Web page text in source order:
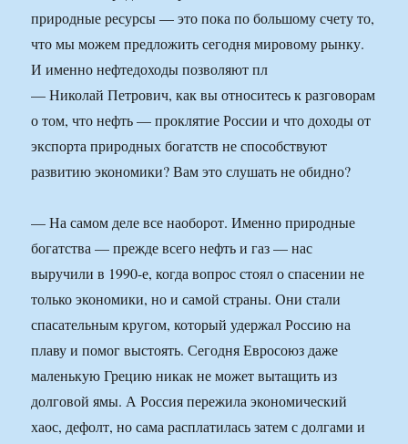
природные ресурсы — это пока по большому счету то,
что мы можем предложить сегодня мировому рынку.
И именно нефтедоходы позволяют пл
— Николай Петрович, как вы относитесь к разговорам
о том, что нефть — проклятие России и что доходы от
экспорта природных богатств не способствуют
развитию экономики? Вам это слушать не обидно?
— На самом деле все наоборот. Именно природные
богатства — прежде всего нефть и газ — нас
выручили в 1990-е, когда вопрос стоял о спасении не
только экономики, но и самой страны. Они стали
спасательным кругом, который удержал Россию на
плаву и помог выстоять. Сегодня Евросоюз даже
маленькую Грецию никак не может вытащить из
долговой ямы. А Россия пережила экономический
хаос, дефолт, но сама расплатилась затем с долгами и